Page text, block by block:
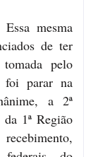
mesma
de ter
pelo
foi parar na
a 2ª
1ª Região